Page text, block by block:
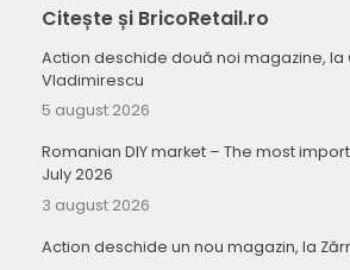
Citește și BricoRetail.ro
Action deschide două noi magazine, la
Vladimirescu
5 august 2026
Romanian DIY market – The most
July 2026
3 august 2026
Action deschide un nou magazin, la